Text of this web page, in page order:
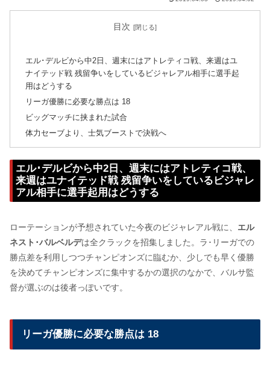
目次
エル･デルビから中2日、週末にはアトレティコ戦、来週はユ
ナイテッド戦 残留争いをしているビジャレアル相手に選手起
用はどうする
リーガ優勝に必要な勝点は 18
ビッグマッチに挟まれた試合
体力セーブより、士気ブーストで決戦へ
エル･デルビから中2日、週末にはアトレティコ戦、
来週はユナイテッド戦 残留争いをしているビジャレ
アル相手に選手起用はどうする
ローテーションが予想されていた今夜のビジャレアル戦に、 エル
ネスト･バルベルデは全クラックを招集しました。ラ･リーガでの
勝点差を利用しつつチャンピオンズに臨むか、少しでも早く優勝
を決めてチャンピオンズに集中するかの選択のなかで、バルサ監
督が選ぶのは後者っぽいです。
リーガ優勝に必要な勝点は 18